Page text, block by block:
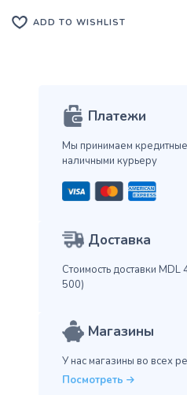
ADD TO WISHLIST
Платежи
Мы принимаем
наличными курьеру
Доставка
Стоимость доставки MDL
500)
Магазины
У нас магазины во всех
Посмотреть